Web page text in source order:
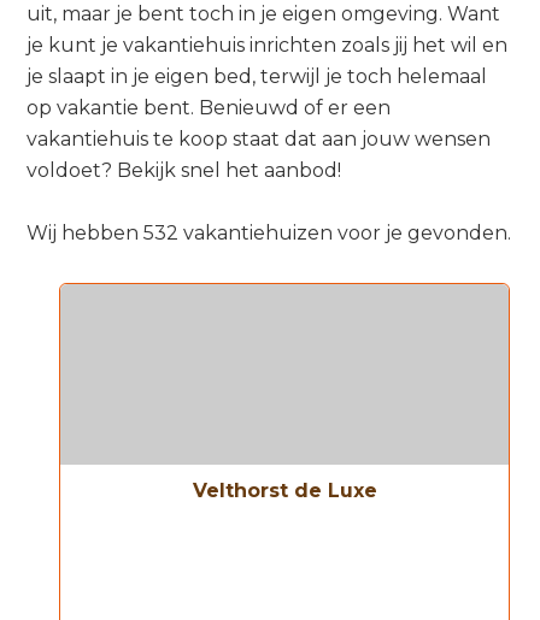
uit, maar je bent toch in je eigen omgeving. Want
je kunt je vakantiehuis inrichten zoals jij het wil en
je slaapt in je eigen bed, terwijl je toch helemaal
op vakantie bent. Benieuwd of er een
vakantiehuis te koop staat dat aan jouw wensen
voldoet? Bekijk snel het aanbod!
Wij hebben 532 vakantiehuizen voor je gevonden.
Velthorst de Luxe